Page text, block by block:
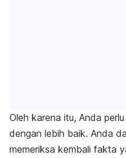
Oleh karena itu, Anda
dengan lebih baik. Anda
memeriksa kembali fakta